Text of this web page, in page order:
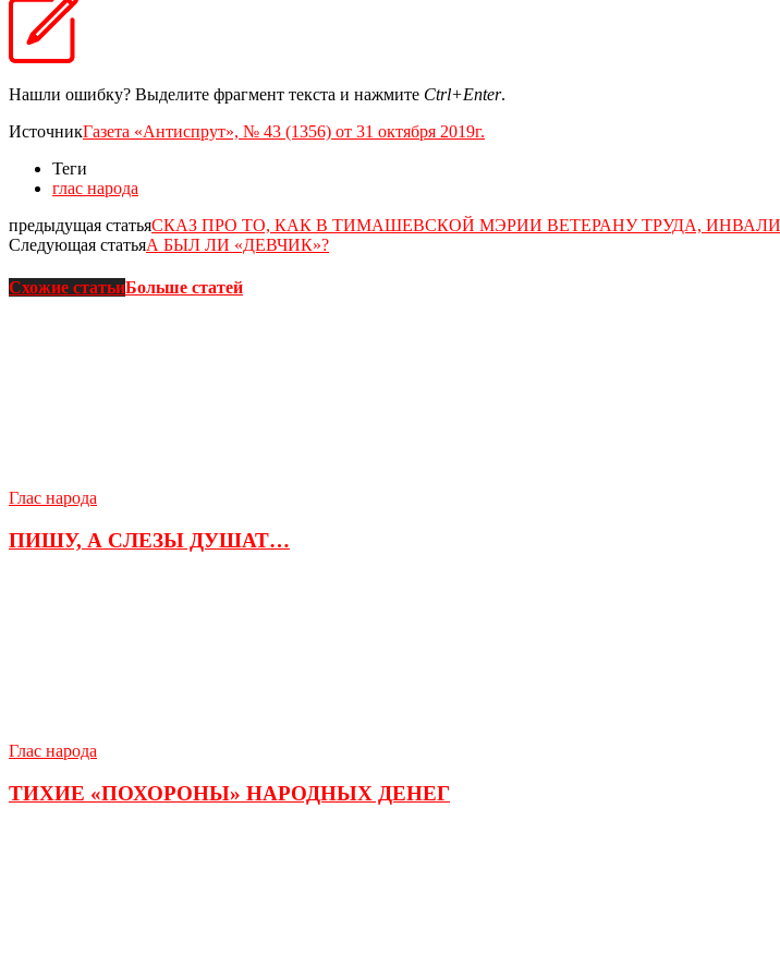
Нашли ошибку? Выделите фрагмент текста и нажмите Ctrl+Enter.
ИсточникГазета «Антиспрут», № 43 (1356) от 31 октября 2019г.
Теги
глас народа
предыдущая статьяСКАЗ ПРО ТО, КАК В ТИМАШЕВСКОЙ МЭРИИ ВЕТЕРАНУ ТРУДА,
Следующая статьяА БЫЛ ЛИ «ДЕВЧИК»?
Схожие статьиБольше статей
Глас народа
ПИШУ, А СЛЕЗЫ ДУШАТ…
Глас народа
ТИХИЕ «ПОХОРОНЫ» НАРОДНЫХ ДЕНЕГ